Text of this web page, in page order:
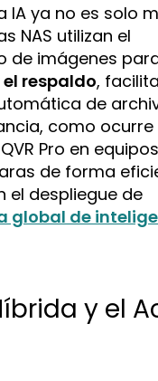
IA ya no es solo
NAS utilizan el
de imágenes
respaldo,
de
como ocurre
Pro en
de forma
el despliegue de
global de
y el